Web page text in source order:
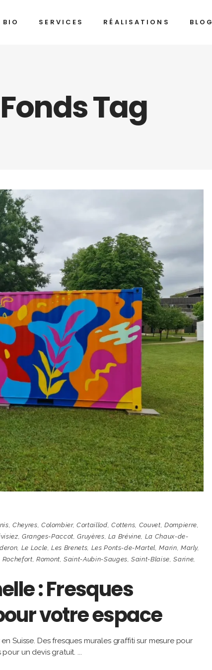
BIO SERVICES RÉALISATIONS BLOG
Tag
, Cheyres, Colombier,Cortaillod, Cottens, Couvet, Dompierre,
, Granges-Paccot,Gruyères, La Brévine, La Chaux-de-
, Le Locle,Les Brenets, Les Ponts-de-Martel,Marin, Marly,
Rochefort, Romont,Saint-Aubin-Sauges,Saint-Blaise,Sarine,
: Fresques
votre espace
Suisse. Des fresques murales graffiti sur mesure pour
un devis gratuit.